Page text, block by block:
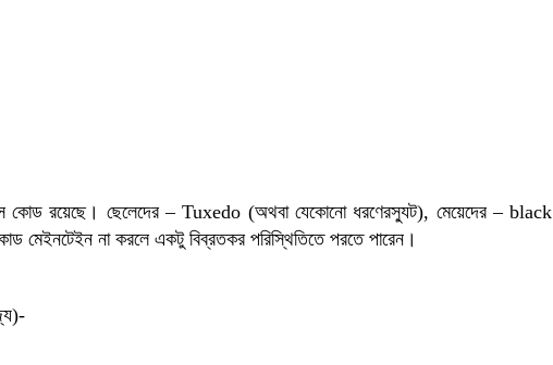
কোড রয়েছে। ছেলেদের – Tuxedo (অথবা যেকোনো ধরণেরস্যুট), মেয়েদের – black
মেইনটেইন না করলে একটু বিব্রতকর পরিস্থিতিতে পরতে পারেন।